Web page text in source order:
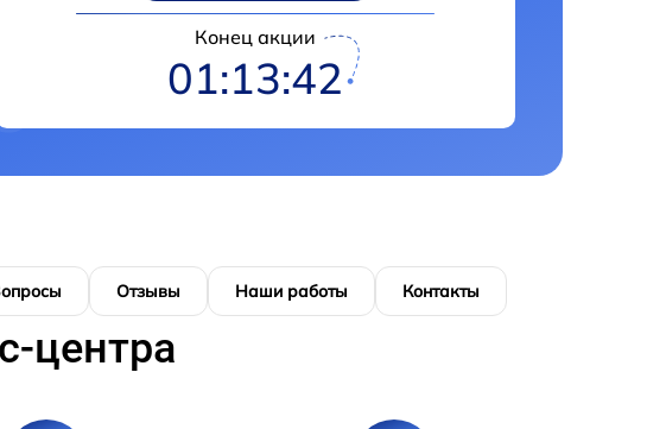
Конец акции
01:13:42
Отзывы Наши работы Контакты
центра